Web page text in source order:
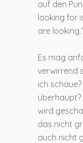
auf den
looking for
are
Es mag
verwirrend
ich
wird
das nicht
auch nicht